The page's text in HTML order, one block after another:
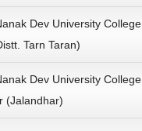
Dev University College,
Tarn Taran)
Dev University College,
(Jalandhar)